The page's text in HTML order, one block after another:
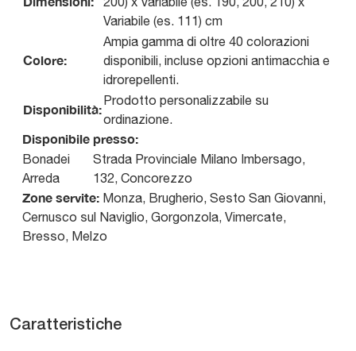
Variabile (es. 111) cm
Colore:
Ampia gamma di oltre 40 colorazioni
disponibili, incluse opzioni antimacchia e
idrorepellenti.
Disponibilità:
Prodotto personalizzabile su
ordinazione.
Disponibile presso:
Bonadei
Arreda
Strada Provinciale Milano Imbersago,
132, Concorezzo
Zone servite: Monza, Brugherio, Sesto San Giovanni,
Cernusco sul Naviglio, Gorgonzola, Vimercate,
Bresso, Melzo
Caratteristiche